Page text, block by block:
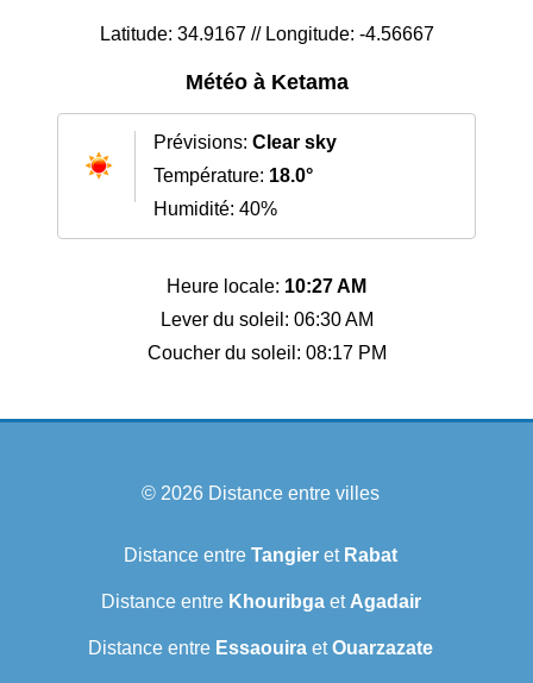
Latitude: 34.9167 // Longitude: -4.56667
Météo à Ketama
Prévisions: Clear sky
Température: 18.0°
Humidité: 40%
Heure locale: 10:27 AM
Lever du soleil: 06:30 AM
Coucher du soleil: 08:17 PM
© 2026 Distance entre villes
Distance entre Tangier et Rabat
Distance entre Khouribgaet Agadair
Distance entre Essaouira etOuarzazate